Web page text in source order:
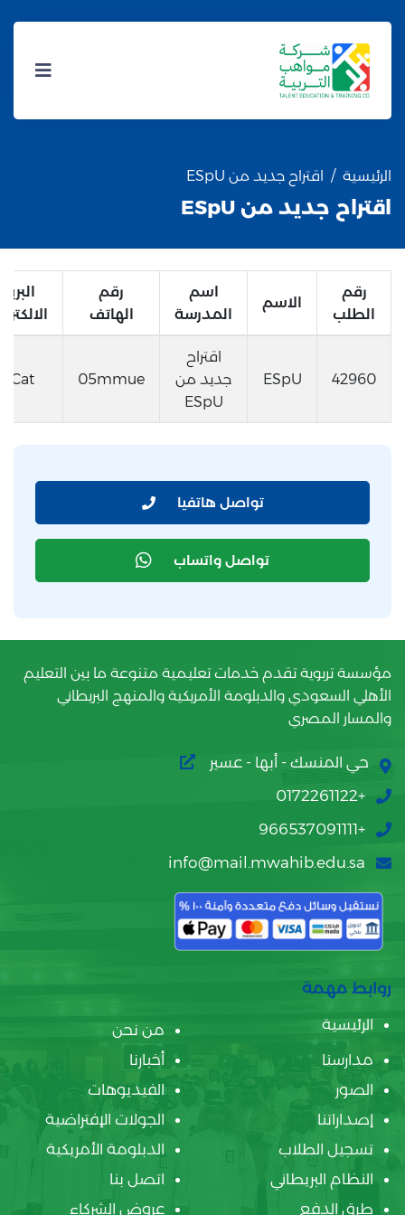
الرئيسية اقتراح جديد من ESpU
اقتراح جديد من ESpU
رقم
الطلب
الاسم
اسم
المدرسة
رقم
الهاتف
البريد
42960
ESpU
اقتراح
جديد من
ESpU
05mmue
qCat
تواصل هاتفيا
تواصل واتساب
مؤسسة تربوية تقدم خدمات تعليمية متنوعة ما بين التعليم
الأهلي السعودي والدبلومة الأمريكية والمنهج البريطاني
والمسار المصري
حي المنسك - أبها - عسير
+0172261122
+966537091111
info@mail.mwahib.edu.sa
روابط مهمة
الرئيسية
من نحن
مدارسنا
أخبارنا
الصور
الفيديوهات
إصداراتنا
الجولات الإفتراضية
تسجيل الطلاب
الدبلومة الأمريكية
النظام البريطاني
اتصل بنا
طرق الدفع
عروض الشركاء